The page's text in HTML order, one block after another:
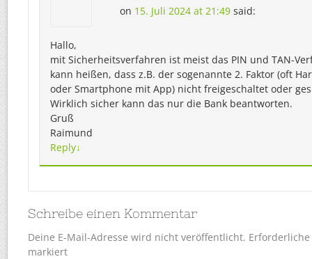
on 15. Juli 2024 at 21:49 said:
Hallo,
mit Sicherheitsverfahren ist meist das PIN und TAN-
kann heißen, dass z.B. der sogenannte 2. Faktor (oft
oder Smartphone mit App) nicht freigeschaltet oder
Wirklich sicher kann das nur die Bank beantworten.
Gruß
Raimund
Reply↓
Schreibe einen Kommentar
Deine E-Mail-Adresse wird nicht veröffentlicht.
markiert